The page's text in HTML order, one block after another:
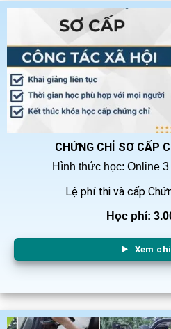
CHỨNG CHỈ SƠ CẤP
Hình thức học: Online
Lệ phí thi và cấp
Học phí:
Xem